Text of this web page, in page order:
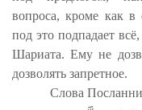
вопроса, кроме как в
под это подпадает
Шариата. Ему не
дозволять запретное.
Слова